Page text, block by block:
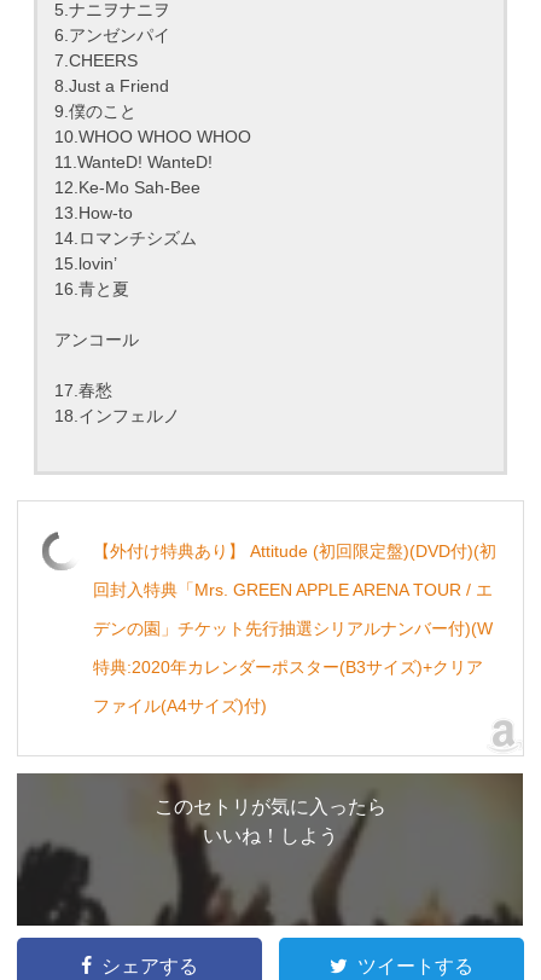
5.ナニヲナニヲ
6.アンゼンパイ
7.CHEERS
8.Just a Friend
9.僕のこと
10.WHOO WHOO WHOO
11.WanteD! WanteD!
12.Ke-Mo Sah-Bee
13.How-to
14.ロマンチシズム
15.lovin’
16.青と夏
アンコール
17.春愁
18.インフェルノ
【外付け特典あり】 Attitude (初回限定盤)(DVD付)(初
回封入特典「Mrs. GREEN APPLE ARENA TOUR / エ
デンの園」チケット先行抽選シリアルナンバー付)(W
特典:2020年カレンダーポスター(B3サイズ)+クリア
ファイル(A4サイズ)付)
このセトリが気に入ったら
いいね！しよう
シェアする ツイートする